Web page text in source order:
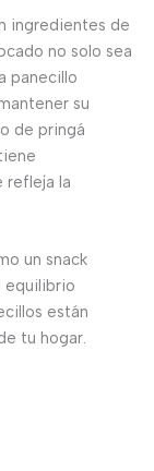
ingredientes de
no solo sea
panecillo
su
de pringá
refleja la
un snack
equilibrio
están
tu hogar.